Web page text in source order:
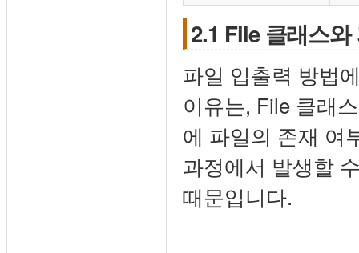
2.1 File 클래스
파일 입출력 방법
이유는, File 클래
에 파일의 존재 여
과정에서 발생할
때문입니다.